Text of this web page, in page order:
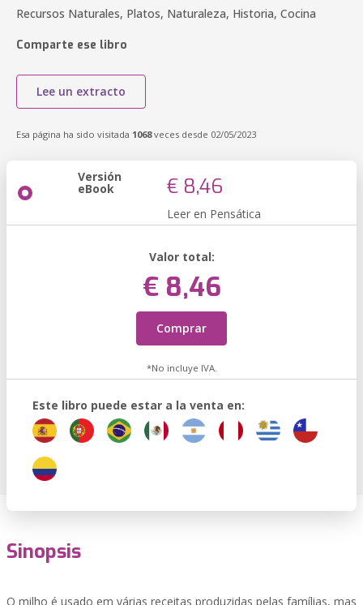
Recursos Naturales, Platos, Naturaleza, Historia, Cocina
Comparte ese libro
Lee un extracto
Esa página ha sido visitada 1068veces desde 02/05/2023
Versión
eBook € 8,46
Leer en Pensática
Valor total:
€ 8,46
Comprar
*No incluye IVA.
Este libro puede estar a la venta en:
Sinopsis
O milho é usado em várias receitas produzidas pelas famílias, mas